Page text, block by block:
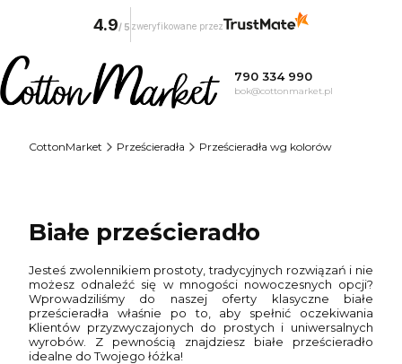
790 334 990
bok@cottonmarket.pl
CottonMarket Prześcieradła Prześcieradła wg kolorów
Białe prześcieradło
Jesteś zwolennikiem prostoty, tradycyjnych rozwiązań i nie
możesz odnaleźć się w mnogości nowoczesnych opcji?
Wprowadziliśmy do naszej oferty klasyczne białe
prześcieradła właśnie po to, aby spełnić oczekiwania
Klientów przyzwyczajonych do prostych i uniwersalnych
wyrobów. Z pewnością znajdziesz białe prześcieradło
idealne do Twojego łóżka!
4.9/ 5 zweryfikowane przez